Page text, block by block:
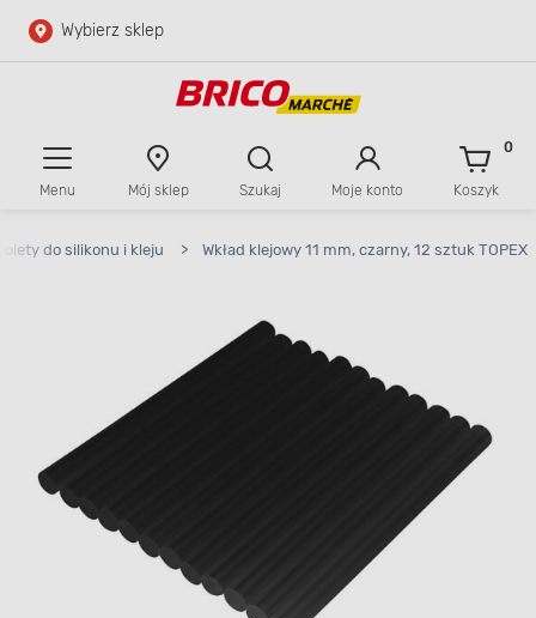
Przejdź do głównej zawartości
Wybierz sklep
Menu Mój sklep Szukaj Moje konto Koszyk
0
do silikonu i kleju > Wkład klejowy 11 mm, czarny, 12 sztuk TOPEX